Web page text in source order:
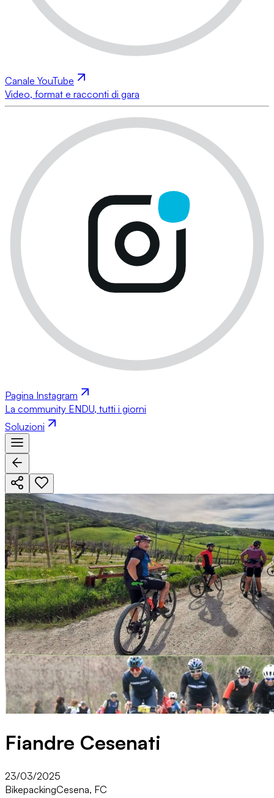
Canale YouTube
Video, format e racconti di gara
Pagina Instagram
La community ENDU, tutti i giorni
Soluzioni
Fiandre Cesenati
23/03/2025
BikepackingCesena, FC